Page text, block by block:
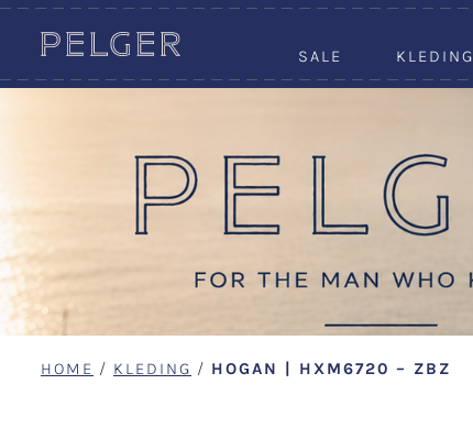
SALE KLEDING
HOME / KLEDING / HOGAN | HXM6720 – ZBZ